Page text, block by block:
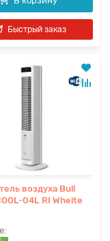
Быстрый заказ
воздуха Bull
04L RI Wheite